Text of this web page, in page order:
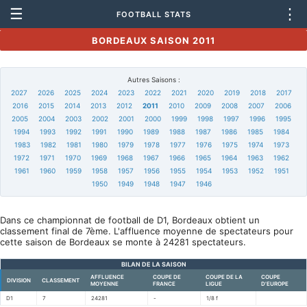
☰ FOOTBALL STATS ⋮
BORDEAUX SAISON 2011
Autres Saisons :
2027
2026 2025 2024 2023 2022 2021 2020 2019 2018
2017
2016
2015 2014 2013 2012 2011 2010 2009 2008 2007
2006
2005
2004 2003 2002 2001 2000 1999 1998 1997 1996
1995
1994
1993 1992 1991 1990 1989 1988 1987 1986 1985
1984
1983
1982 1981 1980 1979 1978 1977 1976 1975 1974
1973
1972
1971 1970 1969 1968 1967 1966 1965 1964 1963
1962
1961
1960 1959 1958 1957 1956 1955 1954 1953 1952
1951
1950
1949 1948 1947 1946
Dans ce championnat de football de D1, Bordeaux obtient un
classement final de 7ème. L'affluence moyenne de spectateurs pour
cette saison de Bordeaux se monte à 24281 spectateurs.
BILAN DE LA SAISON
DIVISION CLASSEMENT
AFFLUENCE
MOYENNE
COUPE DE
FRANCE
COUPE DE LA
LIGUE
COUPE
D'EUROPE
D1 7 24281 - 1/8 f